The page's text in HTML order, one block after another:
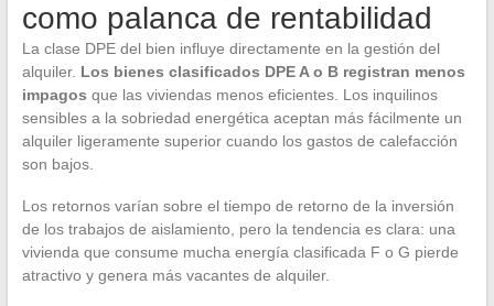
como palanca de rentabilidad
La clase DPE del bien influye directamente en la gestión del
alquiler. Los bienes clasificados DPE A o B registran menos
impagos que las viviendas menos eficientes. Los inquilinos
sensibles a la sobriedad energética aceptan más fácilmente un
alquiler ligeramente superior cuando los gastos de calefacción
son bajos.
Los retornos varían sobre el tiempo de retorno de la inversión
de los trabajos de aislamiento, pero la tendencia es clara: una
vivienda que consume mucha energía clasificada F o G pierde
atractivo y genera más vacantes de alquiler.